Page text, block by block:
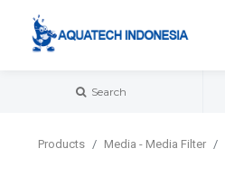
Search
Products Media - Media Filter